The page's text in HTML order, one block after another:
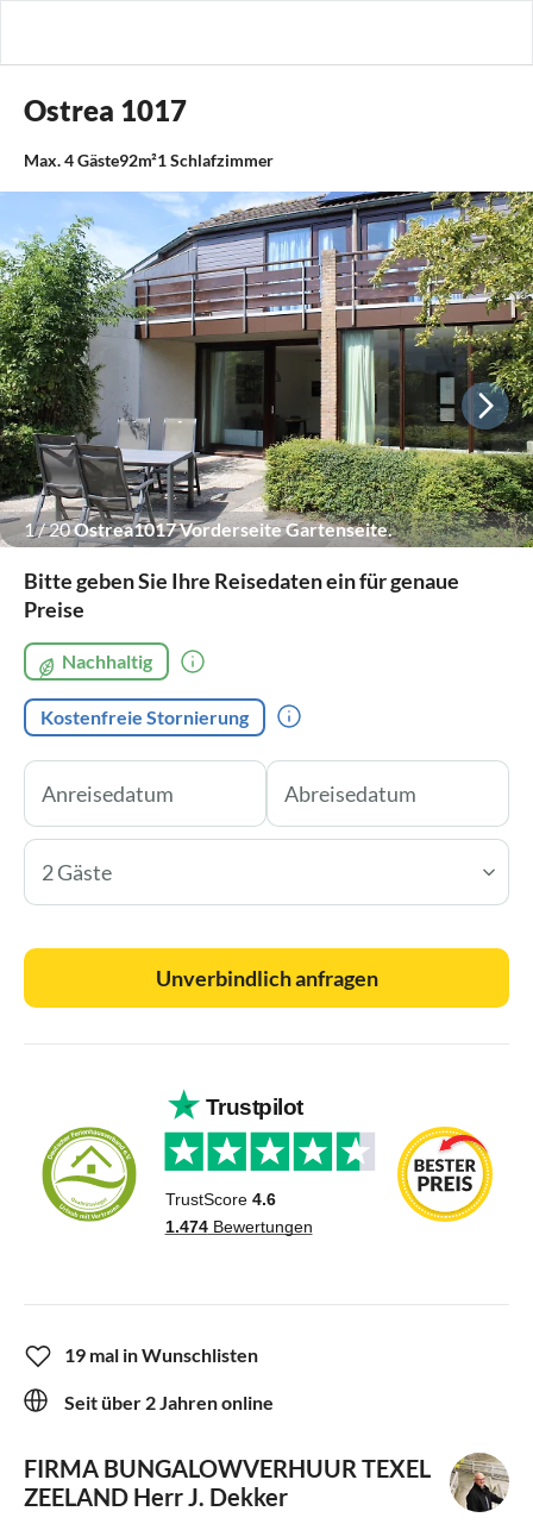
Ostrea 1017
Max.4Gäste92m²1Schlafzimmer
1/20Ostrea1017 Vorderseite Gartenseite.
Bitte geben Sie Ihre Reisedaten ein für genaue
Preise
Nachhaltig
Kostenfreie Stornierung
2 Gäste
Unverbindlich anfragen
19 mal in Wunschlisten
Seit über 2 Jahren online
FIRMA BUNGALOWVERHUUR TEXEL
ZEELAND Herr J. Dekker